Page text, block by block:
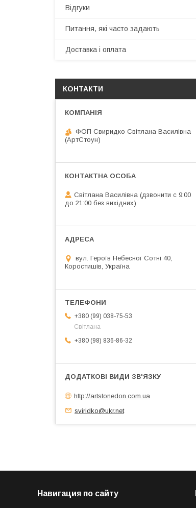
Відгуки
Питання, які часто задають
Доставка і оплата
КОНТАКТИ
ФОП Свиридко Світлана Василівна
(АртСтоун)
Світлана Василівна (дзвонити с 9:00
до 21:00 без вихідних)
вул. Героїв Небесної Сотні 40,
Коростишів, Україна
+380 (99) 038-75-53
Світлана
+380 (98) 836-86-32
http://artstonedon.com.ua
sviridko@ukr.net
Навигация по сайту